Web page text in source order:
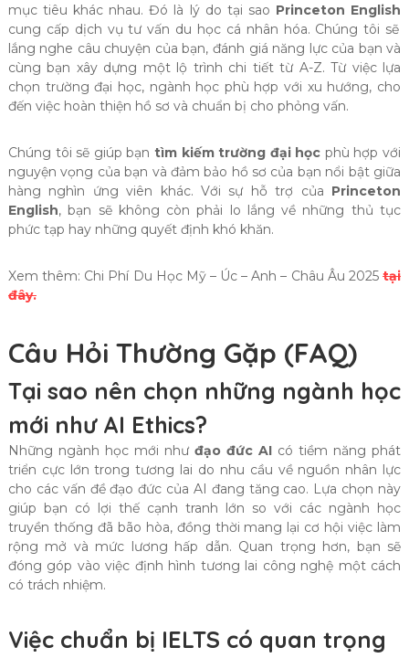
mục tiêu khác nhau. Đó là lý do tại sao Princeton English
cung cấp dịch vụ tư vấn du học cá nhân hóa. Chúng tôi sẽ
lắng nghe câu chuyện của bạn, đánh giá năng lực của bạn và
cùng bạn xây dựng một lộ trình chi tiết từ A-Z. Từ việc lựa
chọn trường đại học, ngành học phù hợp với xu hướng, cho
đến việc hoàn thiện hồ sơ và chuẩn bị cho phỏng vấn.
Chúng tôi sẽ giúp bạn tìm kiếm trường đại học phù hợp với
nguyện vọng của bạn và đảm bảo hồ sơ của bạn nổi bật giữa
hàng nghìn ứng viên khác. Với sự hỗ trợ của Princeton
English, bạn sẽ không còn phải lo lắng về những thủ tục
phức tạp hay những quyết định khó khăn.
Xem thêm: Chi Phí Du Học Mỹ – Úc – Anh – Châu Âu 2025tại
đây.
Câu Hỏi Thường Gặp (FAQ)
Tại sao nên chọn những ngành học
mới như AI Ethics?
Những ngành học mới như đạo đức AI có tiềm năng phát
triển cực lớn trong tương lai do nhu cầu về nguồn nhân lực
cho các vấn đề đạo đức của AI đang tăng cao. Lựa chọn này
giúp bạn có lợi thế cạnh tranh lớn so với các ngành học
truyền thống đã bão hòa, đồng thời mang lại cơ hội việc làm
rộng mở và mức lương hấp dẫn. Quan trọng hơn, bạn sẽ
đóng góp vào việc định hình tương lai công nghệ một cách
có trách nhiệm.
Việc chuẩn bị IELTS có quan trọng